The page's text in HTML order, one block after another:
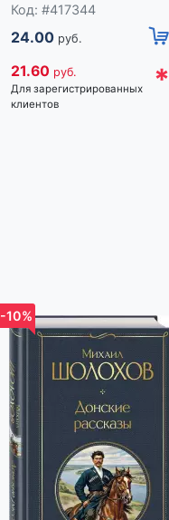
Код: #417344
24.00 руб.
21.60 руб.
Для зарегистрированных
клиентов
*
-10%